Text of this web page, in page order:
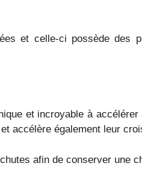
et celle-ci possède des
et incroyable à
accélère également leur
afin de conserver une